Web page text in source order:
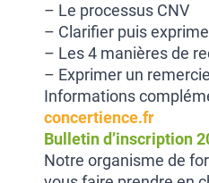
– Le processus CNV
– Clarifier puis
– Les 4 manières de
– Exprimer un
Informations
concertience.fr
Bulletin d’inscription
Notre organisme de